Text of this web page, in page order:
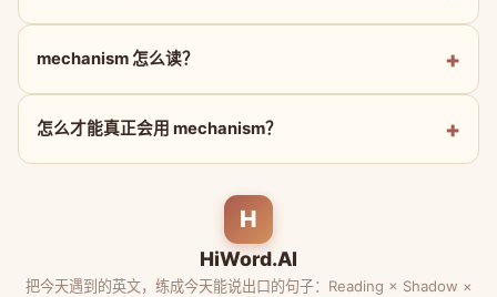
mechanism 怎么读？
怎么才能真正会用 mechanism？
H
HiWord.AI
把今天遇到的英文，练成今天能说出口的句子：Reading × Shadow ×